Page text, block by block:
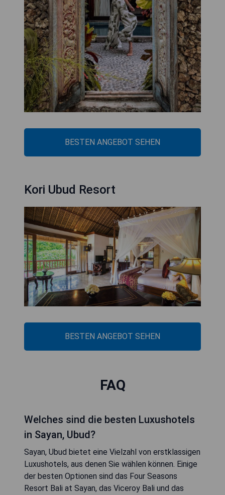
BESTEN ANGEBOT SEHEN
Kori Ubud Resort
BESTEN ANGEBOT SEHEN
FAQ
Welches sind die besten Luxushotels
in Sayan, Ubud?
Sayan, Ubud bietet eine Vielzahl von erstklassigen
Luxushotels, aus denen Sie wählen können. Einige
der besten Optionen sind das Four Seasons
Resort Bali at Sayan, das Viceroy Bali und das